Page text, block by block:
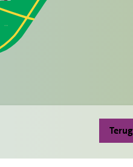
Terug